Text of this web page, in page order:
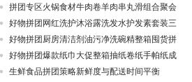
拼团专区火锅食材牛肉卷羊肉串丸滑组合聚会
好物拼团网红洗护沐浴露洗发水护发素套装三
好物拼团厨房清洁剂油污净洗碗精整箱囤货拼
好物拼团爆款纸巾大促整箱抽纸卷纸手帕纸成
生鲜食品拼团策略新鲜度与配送时间平衡